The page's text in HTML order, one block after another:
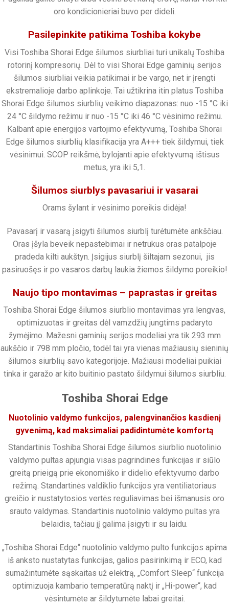
oro kondicionieriai buvo per dideli.
Pasilepinkite patikima Toshiba kokybe
Visi Toshiba Shorai Edge šilumos siurbliai turi unikalų Toshiba
rotorinį kompresorių. Dėl to visi Shorai Edge gaminių serijos
šilumos siurbliai veikia patikimai ir be vargo, net ir įrengti
ekstremalioje darbo aplinkoje. Tai užtikrina itin platus Toshiba
Shorai Edge šilumos siurblių veikimo diapazonas: nuo -15 °C iki
24 °C šildymo režimu ir nuo -15 °C iki 46 °C vėsinimo režimu.
Kalbant apie energijos vartojimo efektyvumą, Toshiba Shorai
Edge šilumos siurblių klasifikacija yra A+++ tiek šildymui, tiek
vėsinimui. SCOP reikšmė, bylojanti apie efektyvumą ištisus
metus, yra iki 5,1.
Šilumos siurblys pavasariui ir vasarai
Orams šylant ir vėsinimo poreikis didėja!
Pavasarį ir vasarą įsigyti šilumos siurblį turėtumėte ankščiau.
Oras įšyla beveik nepastebimai ir netrukus oras patalpoje
pradeda kilti aukštyn. Įsigijus siurblį šiltajam sezonui, jis
pasiruošęs ir po vasaros darbų laukia žiemos šildymo poreikio!
Naujo tipo montavimas – paprastas ir greitas
Toshiba Shorai Edge šilumos siurblio montavimas yra lengvas,
optimizuotas ir greitas dėl vamzdžių jungtims padaryto
žymėjimo. Mažesni gaminių serijos modeliai yra tik 293 mm
aukščio ir 798 mm pločio, todėl tai yra vienas mažiausių sieninių
šilumos siurblių savo kategorijoje. Mažiausi modeliai puikiai
tinka ir garažo ar kito buitinio pastato šildymui šilumos siurbliu.
Toshiba Shorai Edge
Nuotolinio valdymo funkcijos, palengvinančios kasdienį
gyvenimą, kad maksimaliai padidintumėte komfortą
Standartinis Toshiba Shorai Edge šilumos siurblio nuotolinio
valdymo pultas apjungia visas pagrindines funkcijas ir siūlo
greitą prieigą prie ekonomiško ir didelio efektyvumo darbo
režimą. Standartinės valdiklio funkcijos yra ventiliatoriaus
greičio ir nustatytosios vertės reguliavimas bei išmanusis oro
srauto valdymas. Standartinis nuotolinio valdymo pultas yra
belaidis, tačiau jį galima įsigyti ir su laidu.
„Toshiba Shorai Edge“ nuotolinio valdymo pulto funkcijos apima
iš anksto nustatytas funkcijas, galios pasirinkimą ir ECO, kad
sumažintumėte sąskaitas už elektrą, „Comfort Sleep“ funkcija
optimizuoja kambario temperatūrą naktį ir „Hi-power“, kad
vėsintumėte ar šildytumėte labai greitai.